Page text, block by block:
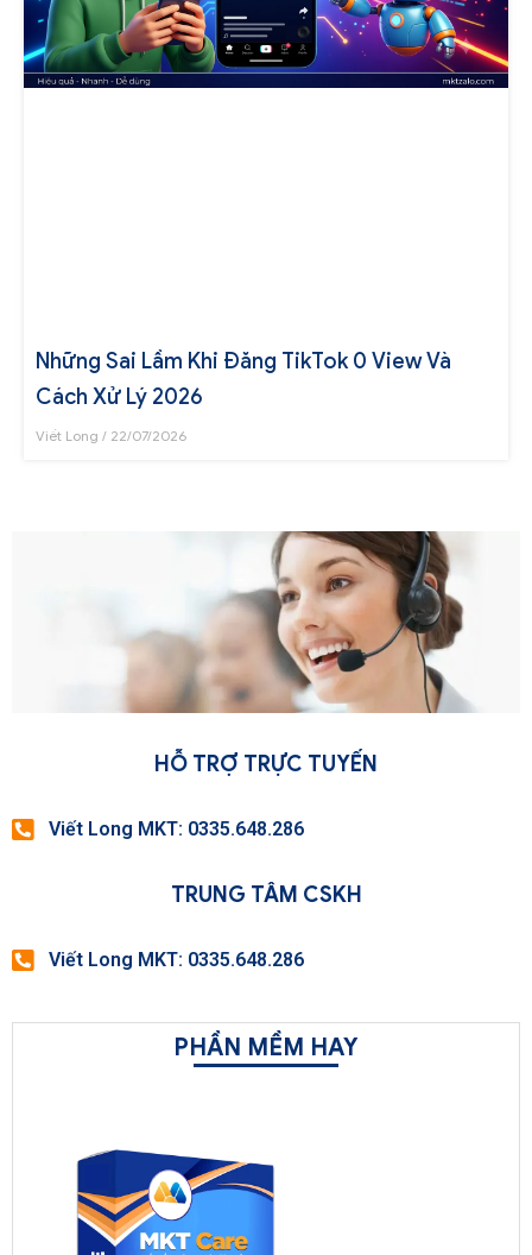
Những Sai Lầm Khi Đăng TikTok 0 View Và
Cách Xử Lý 2026
Viết Long 22/07/2026
HỖ TRỢ TRỰC TUYẾN
Viết Long MKT: 0335.648.286
TRUNG TÂM CSKH
Viết Long MKT: 0335.648.286
PHẦN MỀM HAY